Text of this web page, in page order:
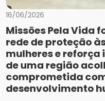
16/06/2026
Missões Pela Vida
rede de proteção
mulheres e reforça
de uma região
comprometida
desenvolvimento